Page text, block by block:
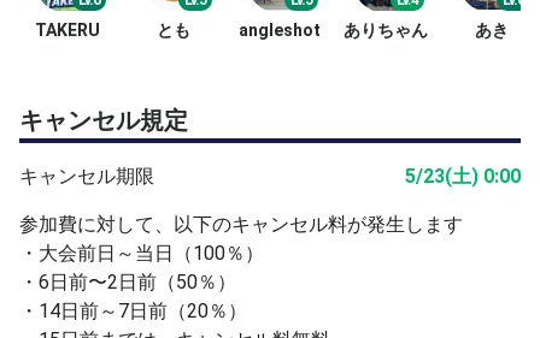
TAKERU とも angleshot ありちゃん あき
キャンセル規定
キャンセル期限 5/23(土) 0:00
参加費に対して、以下のキャンセル料が発生します
・大会前日～当日（100％）
・6日前〜2日前（50％）
・14日前～7日前（20％）